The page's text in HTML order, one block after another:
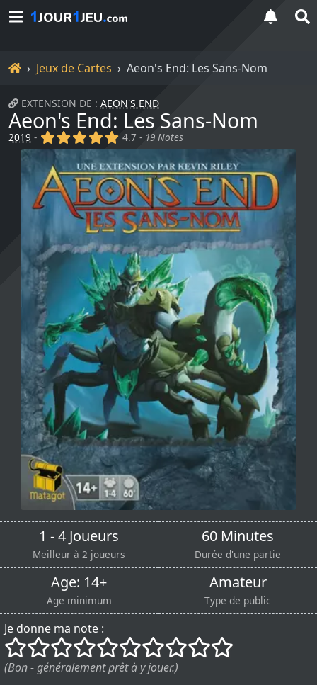
Accueil
Jeux de Cartes Aeon's End: Les Sans-Nom
EXTENSION DE : AEON'S END
Aeon's End: Les Sans-Nom
2019 - (x) (x) (x) (x) (x)
4.7 - 19 Notes
1 - 4 Joueurs
Meilleur à 2 joueurs
60 Minutes
Durée d'une partie
Age: 14+
Age minimum
Amateur
Type de public
Je donne ma note :
()
() () () () () () () ()
()
(Bon - généralement prêt à y jouer.)